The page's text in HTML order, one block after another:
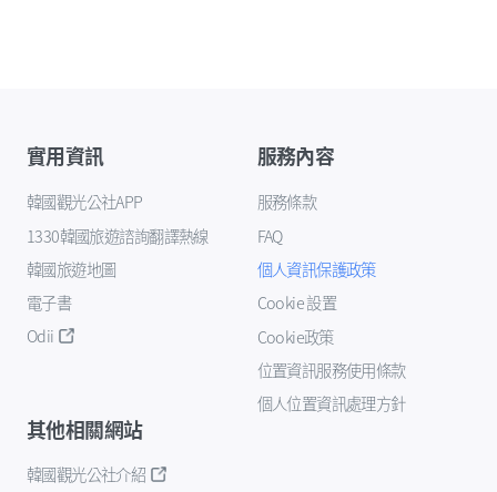
實用資訊
韓國觀光公社APP
1330韓國旅遊諮詢翻譯熱線
韓國旅遊地圖
電子書
Odii
服務內容
服務條款
FAQ
個人資訊保護政策
Cookie 設置
Cookie政策
位置資訊服務使用條款
個人位置資訊處理方針
其他相關網站
韓國觀光公社介紹